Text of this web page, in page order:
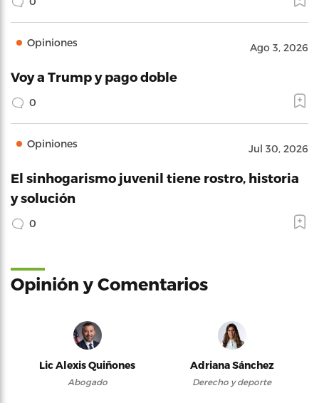
Opiniones Ago 3, 2026
Voy a Trump y pago doble
0
Opiniones Jul 30, 2026
El sinhogarismo juvenil tiene rostro, historia
y solución
0
Opinión y Comentarios
Lic Alexis Quiñones
Abogado
Adriana Sánchez
Derecho y deporte